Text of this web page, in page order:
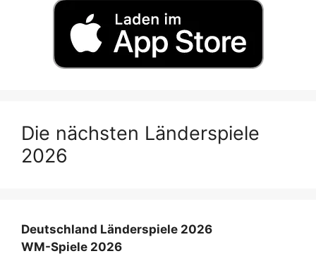
Die nächsten Länderspiele
2026
Deutschland Länderspiele 2026
WM-Spiele 2026